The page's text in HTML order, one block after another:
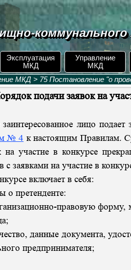
Эксплуатация
МКД
Управление
МКД
коммунального
МКД > 75 Постановление "о
подачи заявок на
лицо подает
№ 4 к настоящим Правилам.
участие в конкурсе
заявками на участие в
включает в себя:
о претенденте:
правовую
данные документа,
предпринимателя;